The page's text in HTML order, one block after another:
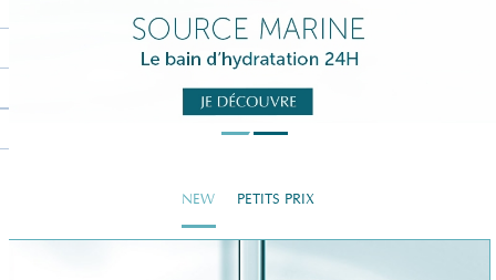
NEW PETITS PRIX